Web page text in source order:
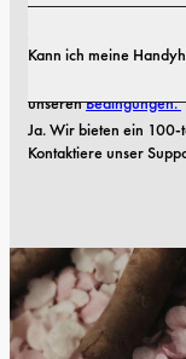
Ihre Hülle innerhalb
unseren Bedingungen.
Kann ich meine
Ja. Wir bieten ein 100-
Kontaktiere unser